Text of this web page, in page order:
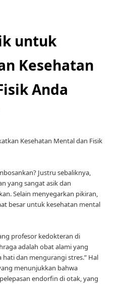
untuk
Kesehatan
Anda
Kesehatan Mental dan Fisik
Justru sebaliknya,
yang sangat asik dan
Selain menyegarkan pikiran,
besar untuk kesehatan mental
profesor kedokteran di
adalah obat alami yang
dan mengurangi stres.” Hal
menunjukkan bahwa
endorfin di otak, yang